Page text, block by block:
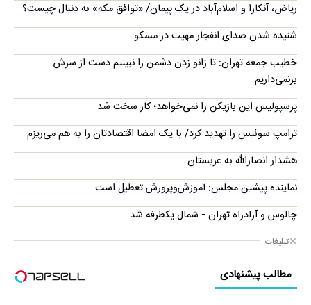
ریاض، آنکارا و اسلام‌آباد در یک پیمان/ «توافق مکه» به دنبال چیست؟
شنیده شدن صدای انفجار مهیب در مسکو
خطیب جمعه تهران: تا زانو زدن دشمن را نبینیم دست از سرش
برنمی‌داریم
پرسپولیس این بازیکن را نمی‌خواهد؛ کار سخت شد
ترامپ سوئیس را تهدید کرد/ با یک امضا اقتصادتان را به هم می‌ریزم
هشدار انصارالله به عربستان
نماینده پیشین مجلس: آموزش‌وپرورش تعطیل است
چالوس و آزادراه تهران - شمال یکطرفه شد
تبلیغات
مطالب پیشنهادی